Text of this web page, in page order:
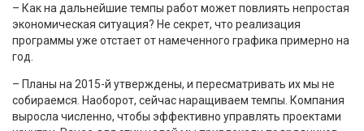
– Как на дальнейшие темпы работ может повлиять непростая
экономическая ситуация? Не секрет, что реализация
программы уже отстает от намеченного графика примерно на
год.
– Планы на 2015-й утверждены, и пересматривать их мы не
собираемся. Наоборот, сейчас наращиваем темпы. Компания
выросла численно, чтобы эффективно управлять проектами